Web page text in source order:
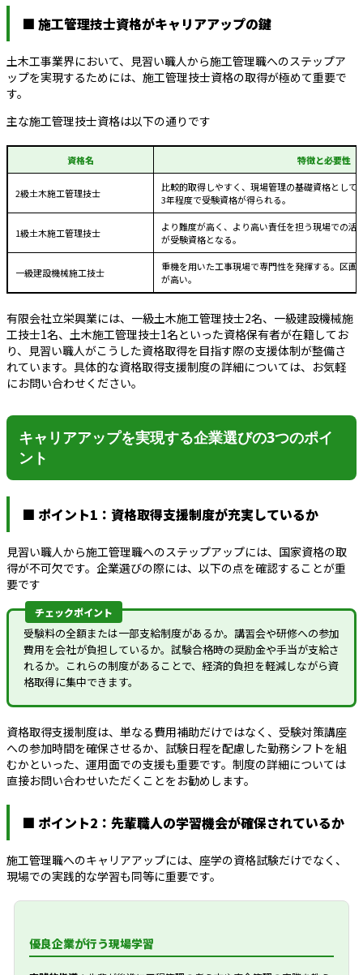
■ 施工管理技士資格がキャリアアップの鍵
土木工事業界において、見習い職人から施工管理職へのステップア
ップを実現するためには、施工管理技士資格の取得が極めて重要で
す。
主な施工管理技士資格は以下の通りです
資格名 特徴と必要性
2級土木施工管理技士
比較的取得しやすく、現場管理の基礎資格として
3年程度で受験資格が得られる。
1級土木施工管理技士
より難度が高く、より高い責任を担う現場での活
が受験資格となる。
一級建設機械施工技士
重機を用いた工事現場で専門性を発揮する。区画
が高い。
有限会社立栄興業には、一級土木施工管理技士2名、一級建設機械施
工技士1名、土木施工管理技士1名といった資格保有者が在籍してお
り、見習い職人がこうした資格取得を目指す際の支援体制が整備さ
れています。具体的な資格取得支援制度の詳細については、お気軽
にお問い合わせください。
キャリアアップを実現する企業選びの3つのポイ
ント
■ ポイント1：資格取得支援制度が充実しているか
見習い職人から施工管理職へのステップアップには、国家資格の取
得が不可欠です。企業選びの際には、以下の点を確認することが重
要です
チェックポイント
受験料の全額または一部支給制度があるか。講習会や研修への参加
費用を会社が負担しているか。試験合格時の奨励金や手当が支給さ
れるか。これらの制度があることで、経済的負担を軽減しながら資
格取得に集中できます。
資格取得支援制度は、単なる費用補助だけではなく、受験対策講座
への参加時間を確保させるか、試験日程を配慮した勤務シフトを組
むかといった、運用面での支援も重要です。制度の詳細については
直接お問い合わせいただくことをお勧めします。
■ ポイント2：先輩職人の学習機会が確保されているか
施工管理職へのキャリアアップには、座学の資格試験だけでなく、
現場での実践的な学習も同等に重要です。
優良企業が行う現場学習